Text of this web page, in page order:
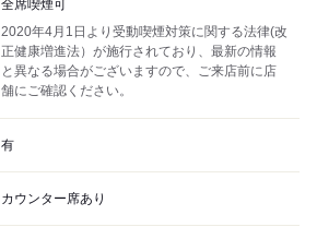
全席喫煙可
2020年4月1日より受動喫煙対策に関する法律(改
正健康増進法）が施行されており、最新の情報
と異なる場合がございますので、ご来店前に店
舗にご確認ください。
有
カウンター席あり